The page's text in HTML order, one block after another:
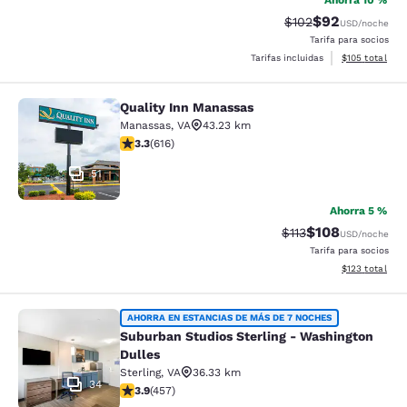
Precio tachado:
$102Precio con
$92USD/noche
Tarifa para socios
Tarifas incluidas
Ver detalles
$105 total
Quality Inn Manassas
51
Quality Inn Manassas
Manassas, VA
43.23 km
calificación de 3.33 estrellas. Bueno. 616 reseñas
3.3(616)
Ahorra 5 %
Precio tachado:
$113Precio con
$108USD/noche
Tarifa para socios
Ver detalles
$123 total
Suburban Studios Sterling -
34
AHORRA EN ESTANCIAS DE MÁS DE 7 NOCHES
Suburban Studios Sterling - Washington
Dulles
Sterling, VA
36.33 km
calificación de 3.86 estrellas. Bueno. 457 reseñas
3.9(457)